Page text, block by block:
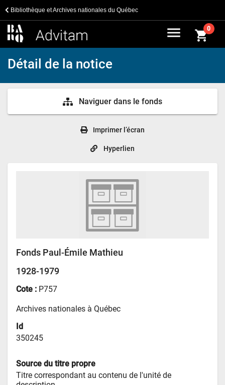
Bibliothèque et Archives nationales du Québec
menu shopping_cart0
Détail de la notice
Naviguer dans le fonds
Imprimer l’écran
Hyperlien
Fonds Paul-Émile Mathieu
1928-1979
Cote : P757
Archives nationales à Québec
Id
350245
Source du titre propre
Titre correspondant au contenu de l'unité de